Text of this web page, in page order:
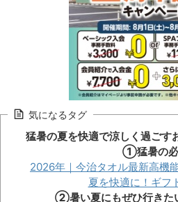
気になるタグ
猛暑の夏を快適で涼しく過ごす
①猛暑の必
2026年｜今治タオル最新高機
夏を快適に！ギフ
②暑い夏にもぜひ行きた